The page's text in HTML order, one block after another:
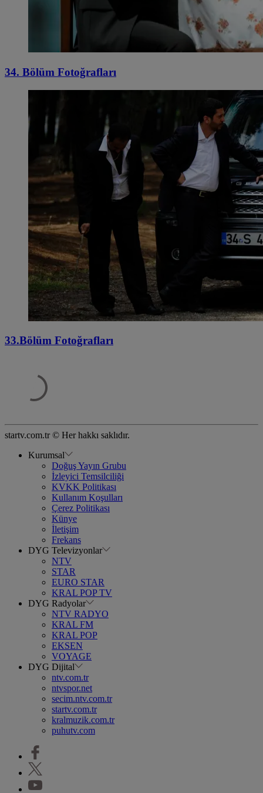
34. Bölüm Fotoğrafları
33.Bölüm Fotoğrafları
startv.com.tr © Her hakkı saklıdır.
Kurumsal
Doğuş Yayın Grubu
İzleyici Temsilciliği
KVKK Politikası
Kullanım Koşulları
Çerez Politikası
Künye
İletişim
Frekans
DYG Televizyonlar
NTV
STAR
EURO STAR
KRAL POP TV
DYG Radyolar
NTV RADYO
KRAL FM
KRAL POP
EKSEN
VOYAGE
DYG Dijital
ntv.com.tr
ntvspor.net
secim.ntv.com.tr
startv.com.tr
kralmuzik.com.tr
puhutv.com